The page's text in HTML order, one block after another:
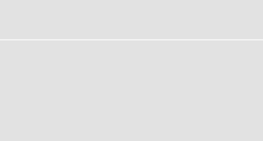
besuchen: mein-kids-treff